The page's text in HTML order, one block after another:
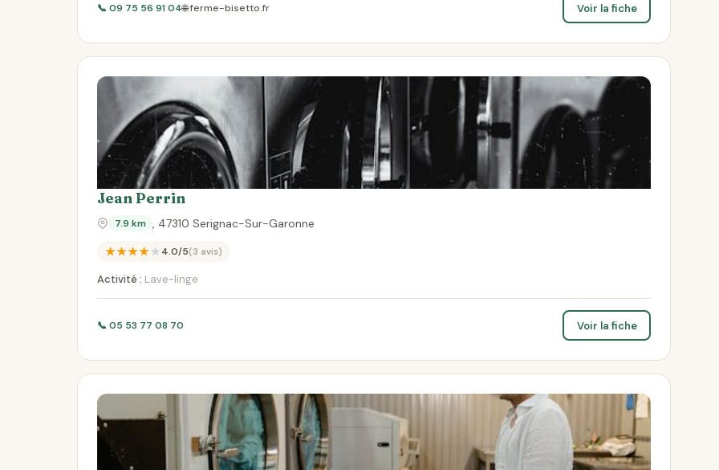
📞 09 75 56 91 04🌐 ferme-bisetto.fr Voir la fiche
Jean Perrin
7.9 km , 47310 Serignac-Sur-Garonne
★★★★★4.0/5(3 avis)
Activité : Lave-linge
📞 05 53 77 08 70 Voir la fiche